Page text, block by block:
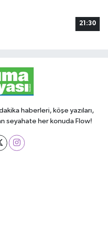
21:30
haberleri, köşe yazıları,
seyahate her konuda Flow!